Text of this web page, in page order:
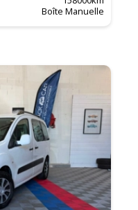
Boîte Manuelle